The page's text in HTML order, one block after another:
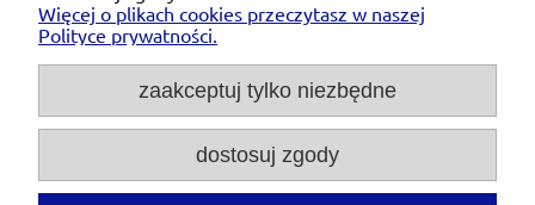
Płatności i dostawa
O nas
Michał Niedźwiecki Dobra Armatura, ul. Krakowska
28d/5, 71-021 Szczecin, woj. zachodniopomorskie,
Więcej o plikach cookies przeczytasz w naszej
Polityce prywatności.
zaakceptuj tylko niezbędne
dostosuj zgody